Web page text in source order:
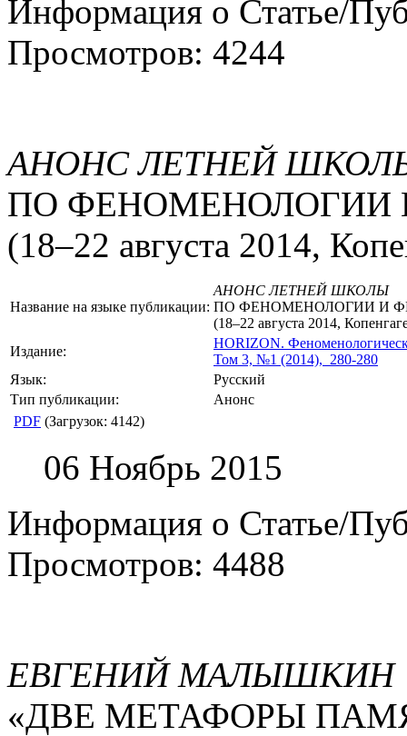
Информация о Статье/
Просмотров: 4244
АНОНС ЛЕТНЕЙ
ПО ФЕНОМЕНОЛОГИИ
(18–22 августа 2014,
Название на языке публикации:
АНОНС ЛЕТНЕЙ ШКОЛЫ
ПО ФЕНОМЕНОЛОГИИ И
(18–22 августа 2014,
Издание:
HORIZON.
Том 3, №1 (2014), 280-280
Язык:
Русский
Тип публикации:
Анонс
PDF (Загрузок: 4142)
06 Ноябрь 2015
Информация о Статье/
Просмотров: 4488
ЕВГЕНИЙ МАЛЫШКИН
«ДВЕ МЕТАФОРЫ